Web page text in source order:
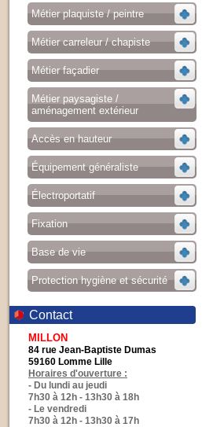
Métier plaquiste / peintre
Métier carreleur / chapiste
Métier façadier
Métier paysagiste /
aménagement extérieur
Accès en hauteur
Équipement généraliste
Électroportatif
Fixation
Base de vie
Protection hygiène et sécurité
Contact
MILLON
84 rue Jean-Baptiste Dumas
59160 Lomme Lille
Horaires d'ouverture :
- Du lundi au jeudi
7h30 à 12h - 13h30 à 18h
- Le vendredi
7h30 à 12h - 13h30 à 17h